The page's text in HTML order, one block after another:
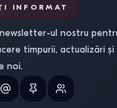
INFORMAT
ul nostru
timpurii, actualizări
noi.